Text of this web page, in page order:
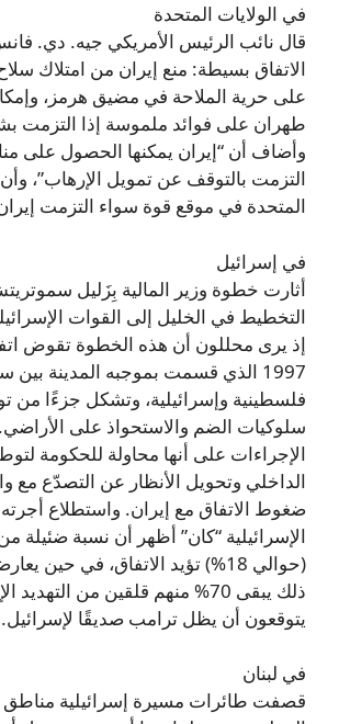
في الولايات المتحدة
قال نائب الرئيس الأمريكي جيه. دي.
الاتفاق بسيطة: منع إيران من امتلاك
على حرية الملاحة في مضيق هرمز،
طهران على فوائد ملموسة إذا التزمت
وأضاف أن “إيران يمكنها الحصول على
التزمت بالتوقف عن تمويل الإرهاب”، وأن
المتحدة في موقع قوة سواء التزمت
في إسرائيل
أثارت خطوة وزير المالية بِزَليل
التخطيط في الخليل إلى القوات
إذ يرى محللون أن هذه الخطوة تقوض
1997 الذي قسمت بموجبه المدينة
فلسطينية وإسرائيلية، وتشكل جزءًا من
سلوكيات الضم والاستحواذ على
الإجراءات على أنها محاولة للحكومة
الداخلي وتحويل الأنظار عن التصدّع
ضغوط الاتفاق مع إيران. واستطلاع أجرته
الإسرائيلية “كان” أظهر أن نسبة ضئيلة
يتوقعون أن يظل ترامب صديقًا لإسرائيل.
في لبنان
قصفت طائرات مسيرة إسرائيلية